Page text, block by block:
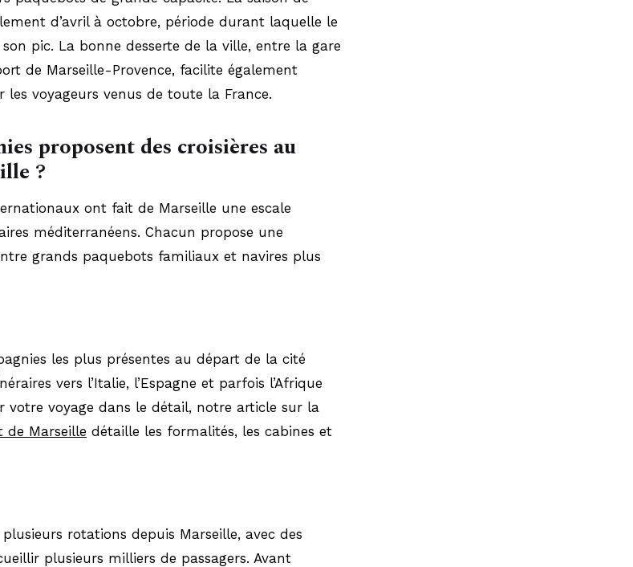
d’avril à octobre, période durant laquelle le
pic. La bonne desserte de la ville, entre la gare
de Marseille-Provence, facilite également
les voyageurs venus de toute la France.
proposent des croisières au
?
ont fait de Marseille une escale
méditerranéens. Chacun propose une
grands paquebots familiaux et navires plus
les plus présentes au départ de la cité
vers l’Italie, l’Espagne et parfois l’Afrique
votre voyage dans le détail, notre article sur la
de Marseille détaille les formalités, les cabines et
rotations depuis Marseille, avec des
plusieurs milliers de passagers. Avant